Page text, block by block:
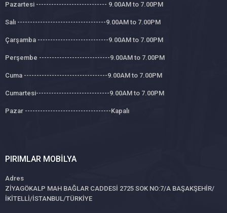
Pazartesi ---------------------------- 9.00AM to 7.00PM
Salı -----------------------------------9.00AM to 7.00PM
Çarşamba ----------------------------9.00AM to 7.00PM
Perşembe ----------------------------9.00AM to 7.00PM
Cuma ---------------------------------9.00AM to 7.00PM
Cumartesi-----------------------------9.00AM to 7.00PM
Pazar ----------------------------------Kapalı
PIRIMLAR MOBILYA
Adres
ZİYAGÖKALP MAH BAĞLAR CADDESİ 2725 SOK NO:7/A BAŞAKŞEHİR/
İKİTELLİ/İSTANBUL/TÜRKİYE